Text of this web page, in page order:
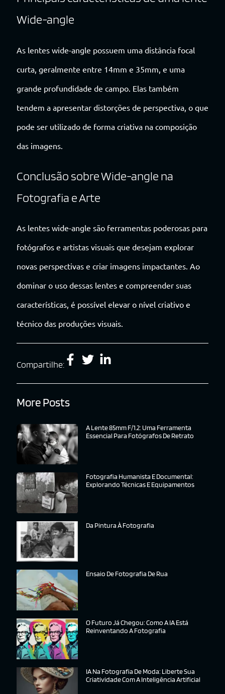
Wide-angle
As lentes wide-angle possuem uma distância focal
curta, geralmente entre 14mm e 35mm, e uma
grande profundidade de campo. Elas também
tendem a apresentar distorções de perspectiva, o que
pode ser utilizado de forma criativa na composição
das imagens.
Conclusão sobre Wide-angle na
Fotografia e Arte
As lentes wide-angle são ferramentas poderosas para
fotógrafos e artistas visuais que desejam explorar
novas perspectivas e criar imagens impactantes. Ao
dominar o uso dessas lentes e compreender suas
características, é possível elevar o nível criativo e
técnico das produções visuais.
Compartilhe:
More Posts
A Lente 85mm F/1.2: Uma Ferramenta
Essencial Para Fotógrafos De Retrato
Fotografia Humanista E Documental:
Explorando Técnicas E Equipamentos
Da Pintura À Fotografia
Ensaio De Fotografia De Rua
O Futuro Já Chegou: Como A IA Está
Reinventando A Fotografia
IA Na Fotografia De Moda: Liberte Sua
Criatividade Com A Inteligência Artificial